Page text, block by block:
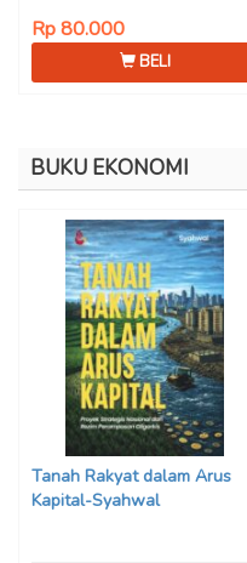
Rp 80.000
BELI
BUKU EKONOMI
Tanah Rakyat dalam Arus
Kapital-Syahwal